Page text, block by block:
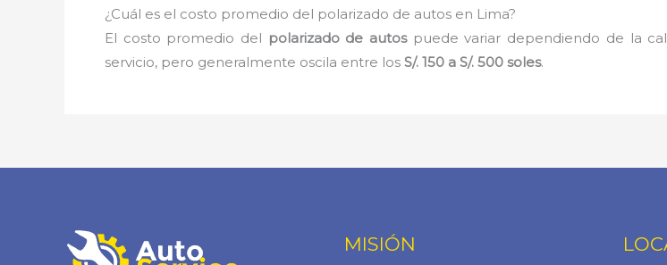
¿Cuál es el costo promedio del polarizado de autos en Lima?
El costo promedio del polarizado de autos puede variar dependiendo de la
servicio, pero generalmente oscila entre los S/. 150 a S/. 500 soles.
MISIÓN